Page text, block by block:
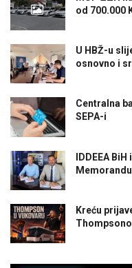
od 700.000
U HBŽ-u
osnovno i
Centralna
SEPA-i
IDDEEA
Kreću